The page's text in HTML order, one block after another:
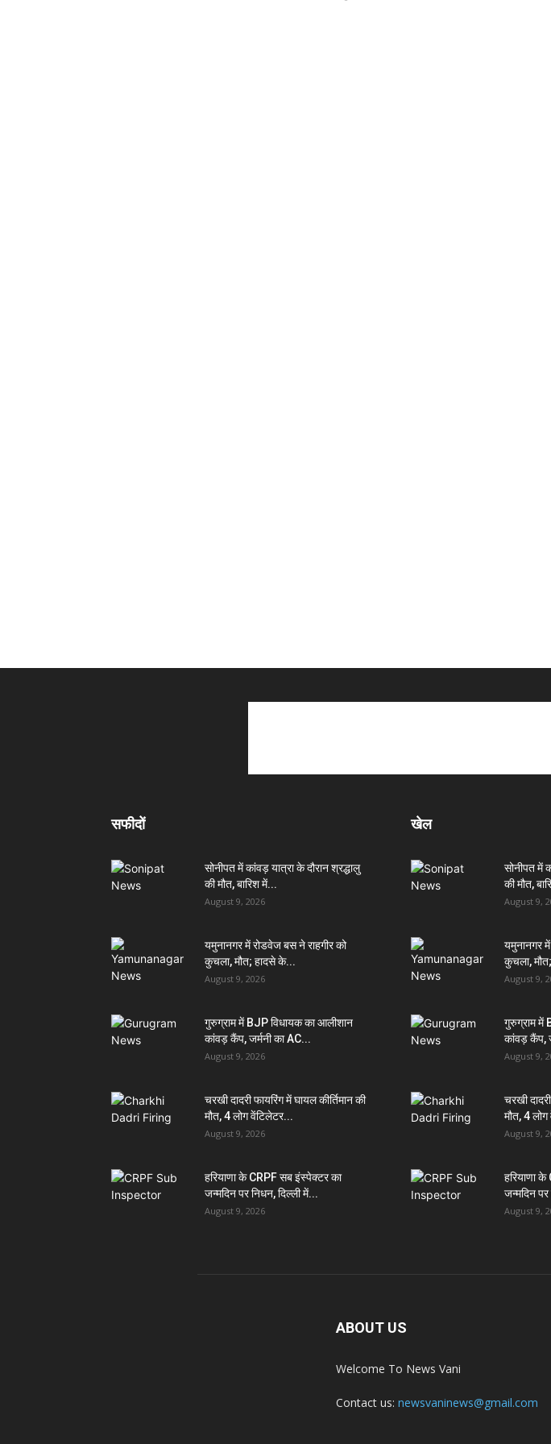
सफीदों
सोनीपत में कांवड़ यात्रा के दौरान श्रद्धालु
की मौत, बारिश में...
August 9, 2026
यमुनानगर में रोडवेज बस ने राहगीर को
कुचला, मौत; हादसे के...
August 9, 2026
गुरुग्राम में BJP विधायक का आलीशान
कांवड़ कैंप, जर्मनी का AC...
August 9, 2026
चरखी दादरी फायरिंग में घायल कीर्तिमान की
मौत, 4 लोग वेंटिलेटर...
August 9, 2026
हरियाणा के CRPF सब इंस्पेक्टर का
जन्मदिन पर निधन, दिल्ली में...
August 9, 2026
खेल
सोनीपत में
की मौत,
August 9,
यमुनानगर
कुचला,
August 9,
गुरुग्राम में
कांवड़ कैंप,
August 9,
चरखी
मौत, 4
August 9,
हरियाणा
जन्मदिन पर
August 9,
ABOUT US
Welcome To News Vani
Contact us: newsvaninews@gmail.com